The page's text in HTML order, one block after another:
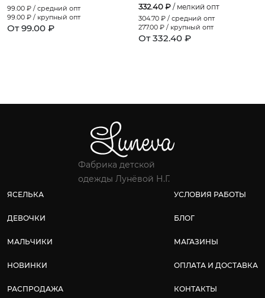
99.00 ₽ / средний опт
99.00 ₽ / крупный опт
От 99.00 ₽
332.40 ₽ / мелкий опт
304.70 ₽ / средний опт
277.00 ₽ / крупный опт
От 332.40 ₽
Фабрика детской
одежды Лунёвой Н.Г.
ЯСЕЛЬКА
ДЕВОЧКИ
МАЛЬЧИКИ
НОВИНКИ
РАСПРОДАЖА
УСЛОВИЯ РАБОТЫ
БЛОГ
МАГАЗИНЫ
ОПЛАТА И ДОСТАВКА
КОНТАКТЫ